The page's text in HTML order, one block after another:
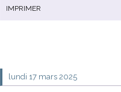
IMPRIMER
lundi 17 mars 2025